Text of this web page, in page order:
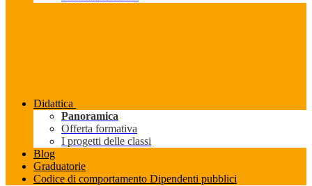
Didattica
Panoramica
Offerta formativa
I progetti delle classi
Blog
Graduatorie
Codice di comportamento Dipendenti pubblici